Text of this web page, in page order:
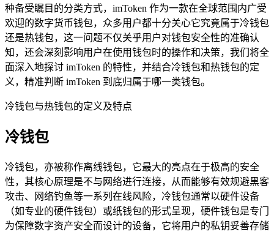
种备受瞩目的分类方式，imToken 作为一款在全球范围内广受
欢迎的数字货币钱包，众多用户都十分关心它究竟属于冷钱包
还是热钱包，这一问题不仅关乎用户对钱包安全性的准确认
知，还会深刻影响用户在使用钱包时的操作和决策，我们将全
面深入地探讨 imToken 的特性，并结合冷钱包和热钱包的定
义，精准判断 imToken 到底归属于哪一类钱包。
冷钱包与热钱包的定义及特点
冷钱包
冷钱包，亦被称作离线钱包，它最大的亮点在于极高的安全
性，其核心原理是不与网络进行连接，从而能够有效规避黑客
攻击、网络钓鱼等一系列在线风险，冷钱包通常以硬件设备
（如专业的硬件钱包）或纸钱包的形式呈现，硬件钱包是专门
为保障数字资产安全而设计的设备，它将用户的私钥妥善存储